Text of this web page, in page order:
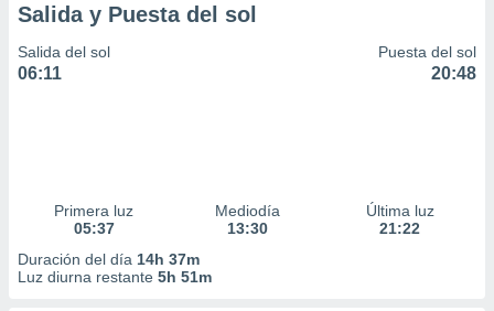
Salida y Puesta del sol
Salida del sol
06:11
Puesta del sol
20:48
Primera luz
05:37
Mediodía
13:30
Última luz
21:22
Duración del día 14h 37m
Luz diurna restante 5h 51m